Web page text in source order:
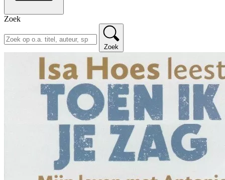
Zoek
Zoek